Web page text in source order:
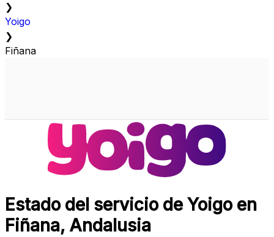
❯
Yoigo
❯
Fiñana
Estado del servicio de Yoigo en
Fiñana, Andalusia